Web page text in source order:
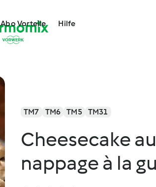
Abo Vorteile Hilfe
TM7 TM6 TM5 TM31
Cheesecake
nappage à la